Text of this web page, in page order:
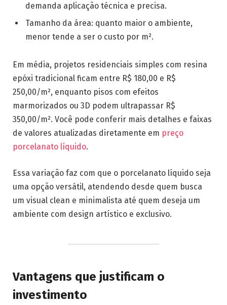
demanda aplicação técnica e precisa.
Tamanho da área: quanto maior o ambiente,
menor tende a ser o custo por m².
Em média, projetos residenciais simples com resina
epóxi tradicional ficam entre R$ 180,00 e R$
250,00/m², enquanto pisos com efeitos
marmorizados ou 3D podem ultrapassar R$
350,00/m². Você pode conferir mais detalhes e faixas
de valores atualizadas diretamente em preço
porcelanato líquido.
Essa variação faz com que o porcelanato líquido seja
uma opção versátil, atendendo desde quem busca
um visual clean e minimalista até quem deseja um
ambiente com design artístico e exclusivo.
Vantagens que justificam o
investimento